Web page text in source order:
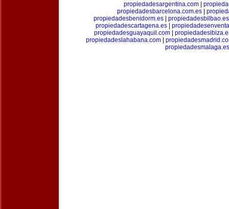
propiedadesargentina.com|
propiedadesbarcelona.com.es|
propiedadesbenidorm.es
propiedadesbilbao.es
propiedadescartagena.es|
propiedadesguayaquil.com
propiedadeslahabana.com|
propiedadesmalaga.es